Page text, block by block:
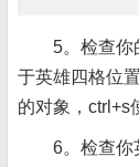
5。检查你
于英雄四格位
的对象，ctrl+s
6。检查你